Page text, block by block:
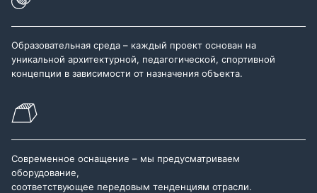
Образовательная среда – каждый проект основан на
уникальной архитектурной, педагогической, спортивной
концепции в зависимости от назначения объекта.
Современное оснащение – мы предусматриваем
оборудование,
соответствующее передовым тенденциям отрасли.